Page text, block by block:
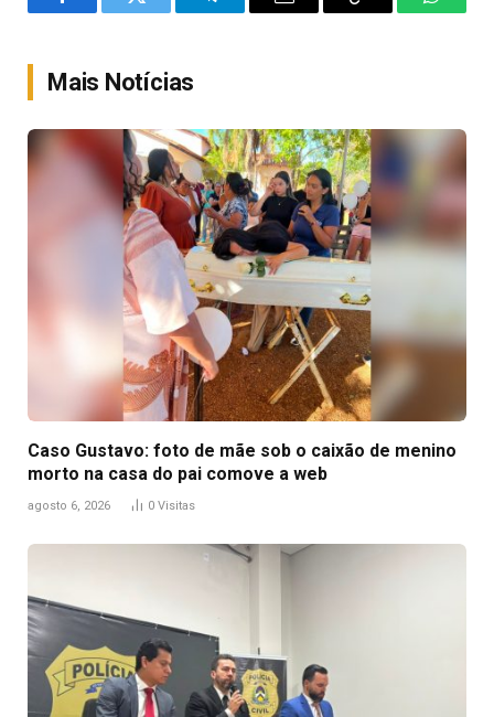
FacebookTwitter TelegramEmail
Copy
Mais Notícias
Caso Gustavo: foto de mãe sob o caixão de menino
morto na casa do pai comove a web
agosto 6, 2026 0 Visitas